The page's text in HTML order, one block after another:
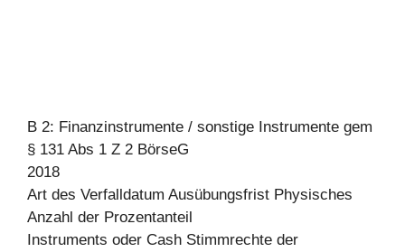
B 2: Finanzinstrumente / sonstige Instrumente gem
§ 131 Abs 1 Z 2 BörseG
2018
Art des Verfalldatum Ausübungsfrist Physisches
Anzahl der Prozentanteil
Instruments oder Cash Stimmrechte der